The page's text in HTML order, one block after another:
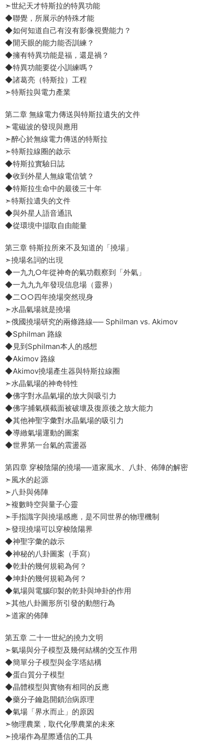
➣世紀天才特斯拉的特異功能
◆聯覺，所展示的特殊才能
◆如何知道自己有沒有影像視覺能力？
◆開天眼的能力能否訓練？
◆擁有特異功能是福，還是禍？
◆特異功能要從小訓練嗎？
◆諸葛亮（特斯拉）工程
➣特斯拉與電力產業
第二章 無線電力傳送與特斯拉遺失的文件
➣電磁波的發現與應用
➣醉心於無線電力傳送的特斯拉
➣特斯拉線圈的啟示
◆特斯拉實驗日誌
◆收到外星人無線電信號？
◆特斯拉生命中的最後三十年
➣特斯拉遺失的文件
◆與外星人語音通訊
◆從環境中擷取自由能量
第三章 特斯拉所來不及知道的「撓場」
➣撓場名詞的出現
◆一九九○年從神奇的氣功觀察到「外氣」
◆一九九九年發現信息場（靈界）
◆二○○四年撓場突然現身
➣水晶氣場就是撓場
➣俄國撓場研究的兩條路線── Sphilman vs. Akimov
◆Sphilman 路線
◆見到Sphilman本人的感想
◆Akimov 路線
◆Akimov撓場產生器與特斯拉線圈
➣水晶氣場的神奇特性
◆佛字對水晶氣場的放大與吸引力
◆佛字捕氣橫截面被破壞及復原後之放大能力
◆其他神聖字彙對水晶氣場的吸引力
◆導緻氣場運動的圖案
◆世界第一台氣的震盪器
第四章 穿梭陰陽的撓場──道家風水、八卦、佈陣的解密
➣風水的起源
➣八卦與佈陣
➣複數時空與量子心靈
➣手指識字與撓場感應，是不同世界的物理機制
➣發現撓場可以穿梭陰陽界
◆神聖字彙的啟示
◆神秘的八卦圖案（手寫）
◆乾卦的幾何規範為何？
◆坤卦的幾何規範為何？
◆氣場與電腦印製的乾卦與坤卦的作用
➣其他八卦圖形所引發的動態行為
➣道家的佈陣
第五章 二十一世紀的撓力文明
➣氣場與分子模型及幾何結構的交互作用
◆簡單分子模型與金字塔結構
◆蛋白質分子模型
◆晶體模型與實物有相同的反應
◆藥分子鑰匙開鎖治病原理
◆氣場「界水而止」的原因
➣物理農業，取代化學農業的未來
➣撓場作為星際通信的工具